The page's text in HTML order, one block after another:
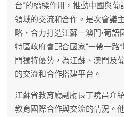
台”的橋樑作用，推動中國與葡
領域的交流和合作。是次會議
略，合力打造江蘇－澳門•葡語
特區政府會配合國家“一帶一路
門獨特優勢，為江蘇、澳門及
的交流和合作搭建平台。
江蘇省教育廳副廳長丁曉昌介
教育國際合作與交流的情況。